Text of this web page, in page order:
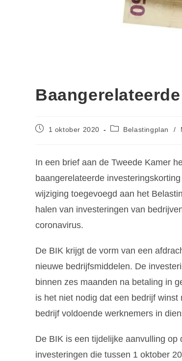
1 oktober 2020 Belastingplan /
In een brief aan de Tweede Kamer
baangerelateerde
wijziging toegevoegd aan het
halen van investeringen van
coronavirus.
De BIK krijgt de vorm van een
nieuwe bedrijfsmiddelen. De
binnen zes maanden na betaling in
is het niet nodig dat een bedrijf
bedrijf voldoende werknemers in
De BIK is een tijdelijke aanvulling
investeringen die tussen 1 oktober